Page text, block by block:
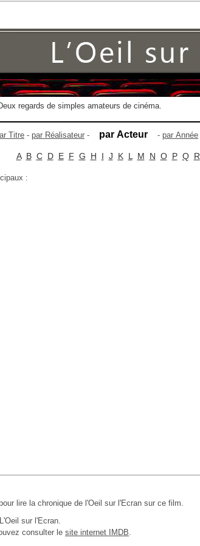
regards de simples amateurs de cinéma.
Titre - par Réalisateur - par Acteur - par Année
A B C D E F G H I J K L M N O P Q R
:
lire la chronique de l'Oeil sur l'Ecran sur ce film.
sur l'Ecran.
consulter le site internet IMDB.